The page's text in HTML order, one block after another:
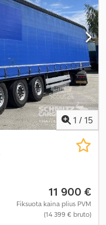
1 / 15
11 900 €
Fiksuota kaina plius PVM
(14 399 € bruto)